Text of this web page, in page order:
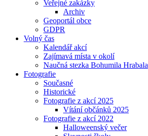
Veřejné zakázky
Archiv
Geoportál obce
GDPR
Volný čas
Kalendář akcí
Zajímavá místa v okolí
Naučná stezka Bohumila Hrabala
Fotografie
Současné
Historické
Fotografie z akcí 2025
Vítání občánků 2025
Fotografie z akcí 2022
Halloweenský večer